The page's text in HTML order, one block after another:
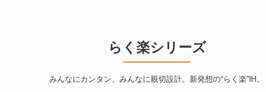
らく楽シリーズ
みんなにカンタン、みんなに親切設計。新発想の“らく楽”IH。